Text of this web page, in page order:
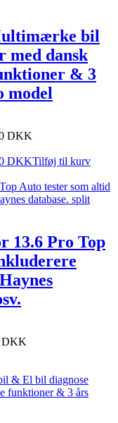
bil
med dansk
& 3
model
DKK
DKK.
DKKTilføj til kurv
13.6 Pro Top
DKK